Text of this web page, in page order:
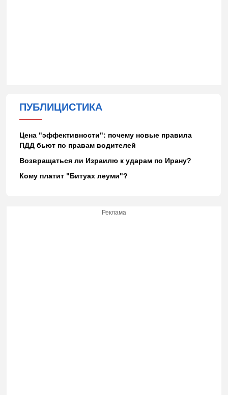
ПУБЛИЦИСТИКА
Цена "эффективности": почему новые правила
ПДД бьют по правам водителей
Возвращаться ли Израилю к ударам по Ирану?
Кому платит "Битуах леуми"?
Реклама